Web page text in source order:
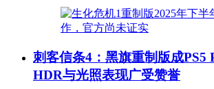
刺客信条4：黑旗重制版成PS5
HDR与光照表现广受赞誉